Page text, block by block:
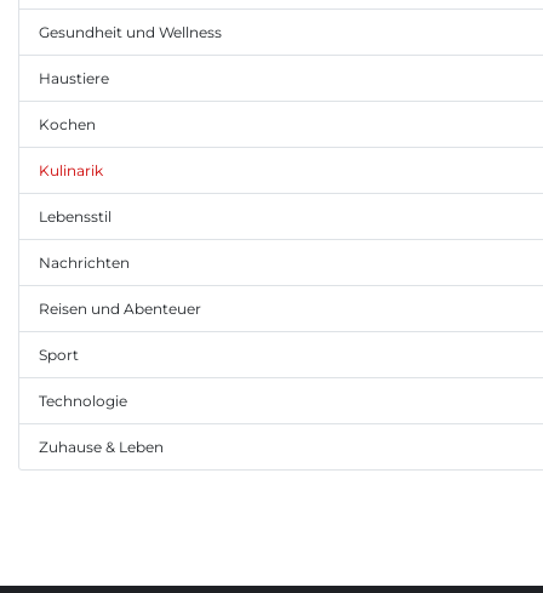
Gesundheit und Wellness
Haustiere
Kochen
Kulinarik
Lebensstil
Nachrichten
Reisen und Abenteuer
Sport
Technologie
Zuhause & Leben